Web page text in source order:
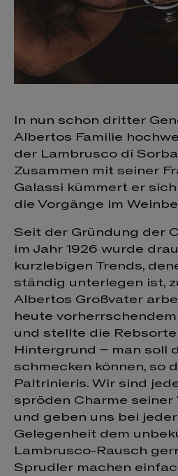
In nun schon dritter
Albertos Familie
der Lambrusco di
Zusammen mit seiner
Galassi kümmert er
die Vorgänge im
Seit der Gründung der
im Jahr 1926 wurde
kurzlebigen Trends,
ständig unterlegen ist,
Albertos Großvater
heute
und stellte die
Hintergrund – man soll
schmecken können, so
Paltrinieris. Wir sind
spröden Charme seiner
und geben uns bei
Gelegenheit dem
Lambrusco-Rausch
Sprudler machen